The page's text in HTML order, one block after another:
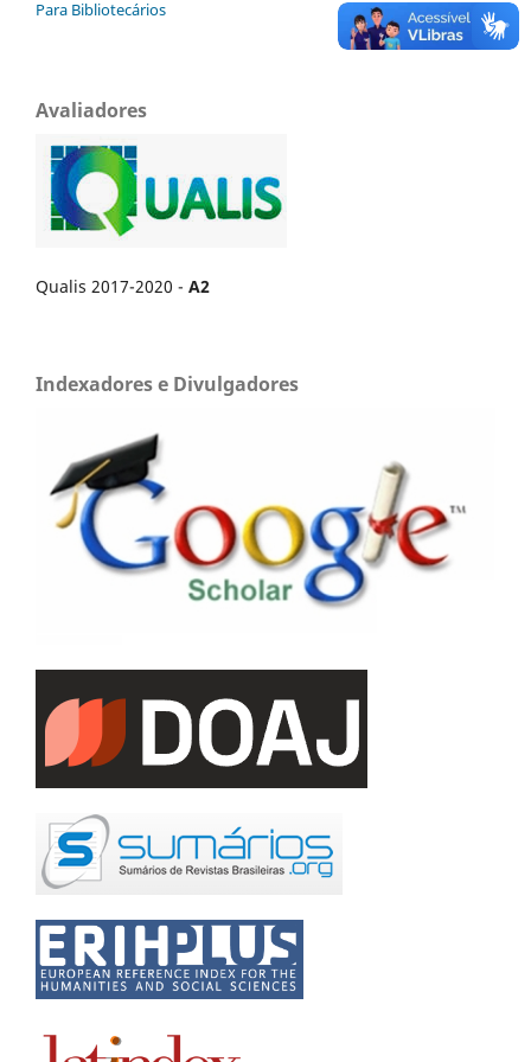
Para Bibliotecários
Avaliadores
Qualis 2017-2020 - A2
Indexadores e Divulgadores